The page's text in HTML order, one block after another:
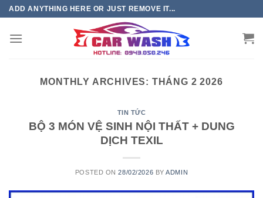
Chuyển
phần
ADD ANYTHING HERE OR JUST REMOVE IT...
MONTHLY ARCHIVES: THÁNG 2 2026
TIN TỨC
BỘ 3 MÓN VỆ SINH NỘI THẤT + DUNG
DỊCH TEXIL
POSTED ON28/02/2026 BYADMIN